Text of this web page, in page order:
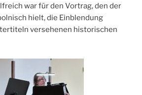
war für den Vortrag, den der
hielt, die Einblendung
versehenen historischen